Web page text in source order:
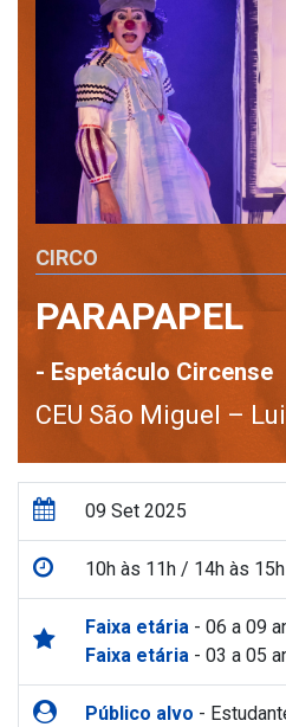
CIRCO
PARAPAPEL
- Espetáculo Circense
CEU São Miguel –
09 Set 2025
10h às 11h / 14h às 15h
Faixa etária - 06 a 09
Faixa etária - 03 a 05
Público alvo -